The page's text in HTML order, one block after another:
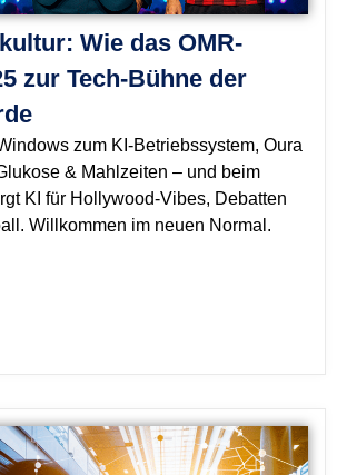
Wie das OMR-
zur Tech-Bühne der
zum KI-Betriebssystem, Oura
& Mahlzeiten – und beim
KI für Hollywood-Vibes, Debatten
Willkommen im neuen Normal.